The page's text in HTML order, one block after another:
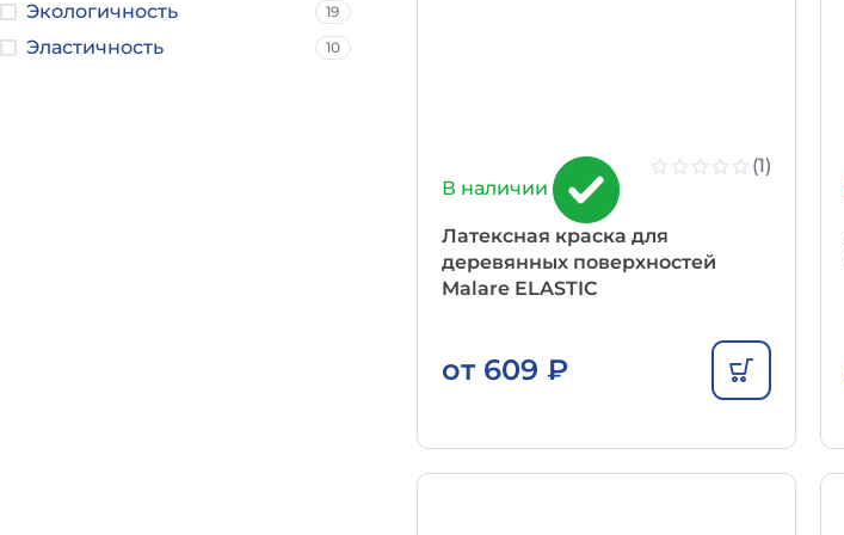
Экологичность 19
Эластичность 10
В наличии
(1)
Латексная краска для
деревянных поверхностей
Malare ELASTIC
от 609 ₽